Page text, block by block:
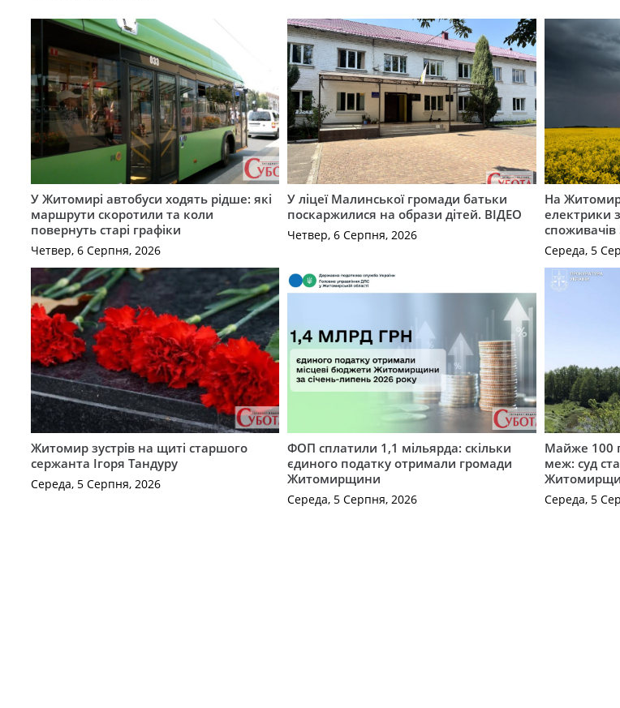
У Житомирі автобуси ходять рідше: які
маршрути скоротили та коли
повернуть старі графіки
Четвер, 6 Серпня, 2026
У ліцеї Малинської громади батьки
поскаржилися на образи дітей. ВІДЕО
Четвер, 6 Серпня, 2026
На
електрики
споживачів
Середа, 5
Житомир зустрів на щиті старшого
сержанта Ігоря Тандуру
Середа, 5 Серпня, 2026
ФОП сплатили 1,1 мільярда: скільки
єдиного податку отримали громади
Житомирщини
Середа, 5 Серпня, 2026
Майже 100
меж: суд
Середа, 5